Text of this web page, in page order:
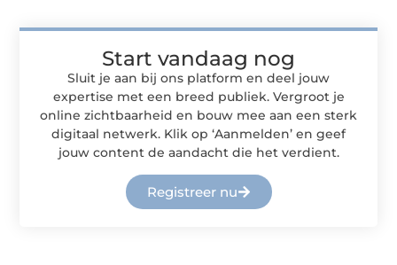
Start vandaag nog
Sluit je aan bij ons platform en deel jouw
expertise met een breed publiek. Vergroot je
online zichtbaarheid en bouw mee aan een sterk
digitaal netwerk. Klik op ‘Aanmelden’ en geef
jouw content de aandacht die het verdient.
Registreer nu